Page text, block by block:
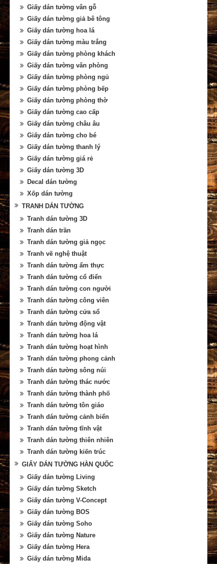
Giấy dán tường vân gỗ
Giấy dán tường giả bê tông
Giấy dán tường hoa lá
Giấy dán tường màu trắng
Giấy dán tường phòng khách
Giấy dán tường văn phòng
Giấy dán tường phòng ngủ
Giấy dán tường phòng bếp
Giấy dán tường phòng thờ
Giấy dán tường cao cấp
Giấy dán tường châu âu
Giấy dán tường cho bé
Giấy dán tường thanh lý
Giấy dán tường giá rẻ
Giấy dán tường 3D
Decal dán tường
Xốp dán tường
TRANH DÁN TƯỜNG
Tranh dán tường 3D
Tranh dán trần
Tranh dán tường giả ngọc
Tranh vẽ nghệ thuật
Tranh dán tường ẩm thực
Tranh dán tường cổ điển
Tranh dán tường con người
Tranh dán tường công viên
Tranh dán tường cửa sổ
Tranh dán tường động vật
Tranh dán tường hoa lá
Tranh dán tường hoạt hình
Tranh dán tường phong cảnh
Tranh dán tường sông núi
Tranh dán tường thác nước
Tranh dán tường thành phố
Tranh dán tường tôn giáo
Tranh dán tường cảnh biển
Tranh dán tường tĩnh vật
Tranh dán tường thiên nhiên
Tranh dán tường kiến trúc
GIẤY DÁN TƯỜNG HÀN QUỐC
Giấy dán tường Living
Giấy dán tường Sketch
Giấy dán tường V-Concept
Giấy dán tường BOS
Giấy dán tường Soho
Giấy dán tường Nature
Giấy dán tường Hera
Giấy dán tường Mida